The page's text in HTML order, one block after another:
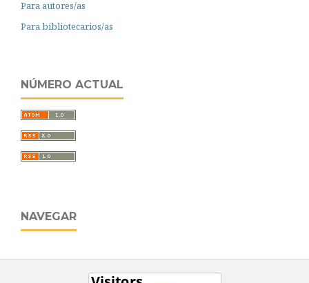
Para autores/as
Para bibliotecarios/as
NÚMERO ACTUAL
NAVEGAR